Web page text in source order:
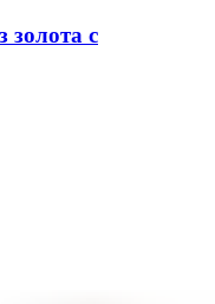
золота с